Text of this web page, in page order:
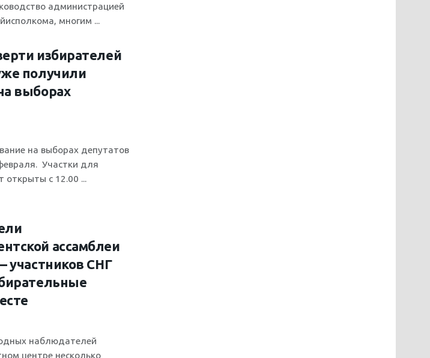
администрацией
многим ...
избирателей
получили
выборах
на выборах депутатов
Участки для
открыты с 12.00 ...
ассамблеи
участников СНГ
наблюдателей
центре несколько